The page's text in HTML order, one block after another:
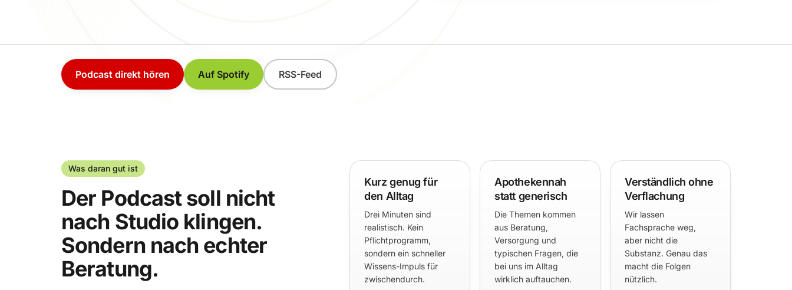
Podcast direkt hören Auf Spotify RSS-Feed
Was daran gut ist
Der Podcast soll nicht
nach Studio klingen.
Sondern nach echter
Beratung.
Kurz genug für
den Alltag
Drei Minuten sind
realistisch. Kein
Pflichtprogramm,
sondern ein schneller
Wissens-Impuls für
zwischendurch.
Apothekennah
statt generisch
Die Themen kommen
aus Beratung,
Versorgung und
typischen Fragen, die
bei uns im Alltag
wirklich auftauchen.
Verständlich ohne
Verflachung
Wir lassen
Fachsprache weg,
aber nicht die
Substanz. Genau das
macht die Folgen
nützlich.